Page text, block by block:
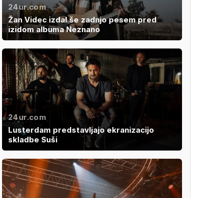
24ur.com
Žan Videc izdal še zadnjo pesem pred
izidom albuma Neznano
24ur.com
Lusterdam predstavljajo ekranizacijo
skladbe Suši